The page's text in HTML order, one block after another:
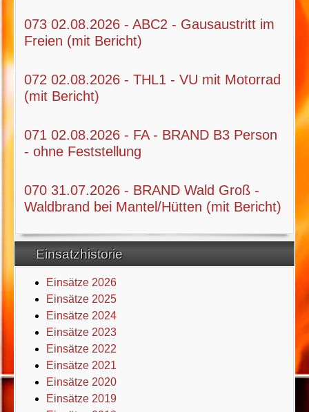
073 02.08.2026 - ABC2 - Gausaustritt im
Freien (mit Bericht)
072 02.08.2026 - THL1 - VU mit Motorrad
(mit Bericht)
071 02.08.2026 - FA - BRAND B3 Person
- ohne Feststellung
070 31.07.2026 - BRAND Wald Groß -
Waldbrand bei Mantel/Hütten (mit Bericht)
Einsatzhistorie
Einsätze 2026
Einsätze 2025
Einsätze 2024
Einsätze 2023
Einsätze 2022
Einsätze 2021
Einsätze 2020
Einsätze 2019